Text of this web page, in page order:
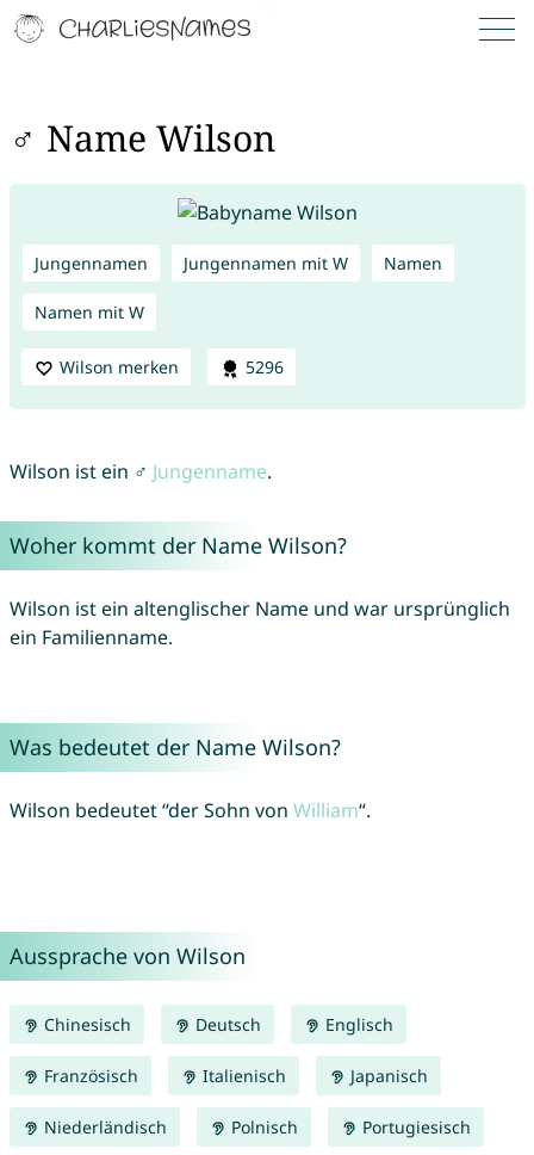
♂ Name Wilson
Jungennamen Jungennamen mit W Namen
Namen mit W
Wilson merken 5296
Wilson ist ein ♂ Jungenname.
Woher kommt der Name Wilson?
Wilson ist ein altenglischer Name und war ursprünglich
ein Familienname.
Was bedeutet der Name Wilson?
Wilson bedeutet “der Sohn von William“.
Aussprache von Wilson
Chinesisch Deutsch Englisch
Französisch Italienisch Japanisch
Niederländisch Polnisch Portugiesisch